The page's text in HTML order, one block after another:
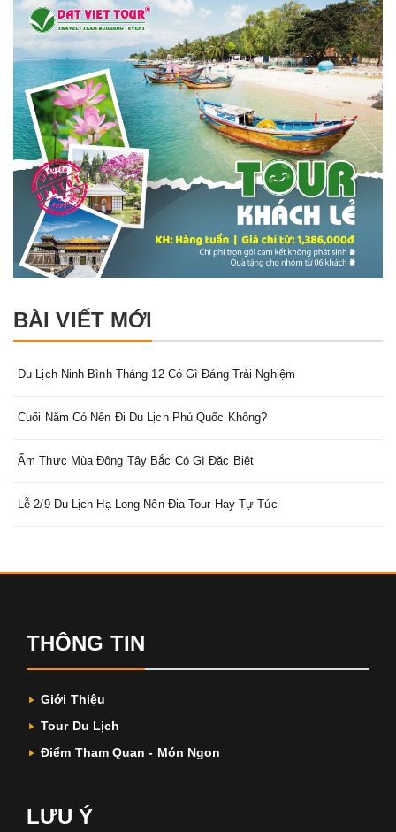
BÀI VIẾT MỚI
Du Lịch Ninh Bình Tháng 12 Có Gì Đáng Trải Nghiệm
Cuối Năm Có Nên Đi Du Lịch Phú Quốc Không?
Ẩm Thực Mùa Đông Tây Bắc Có Gì Đặc Biệt
Lễ 2/9 Du Lịch Hạ Long Nên Đia Tour Hay Tự Túc
THÔNG TIN
Giới Thiệu
Tour Du Lịch
Điểm Tham Quan - Món Ngon
LƯU Ý